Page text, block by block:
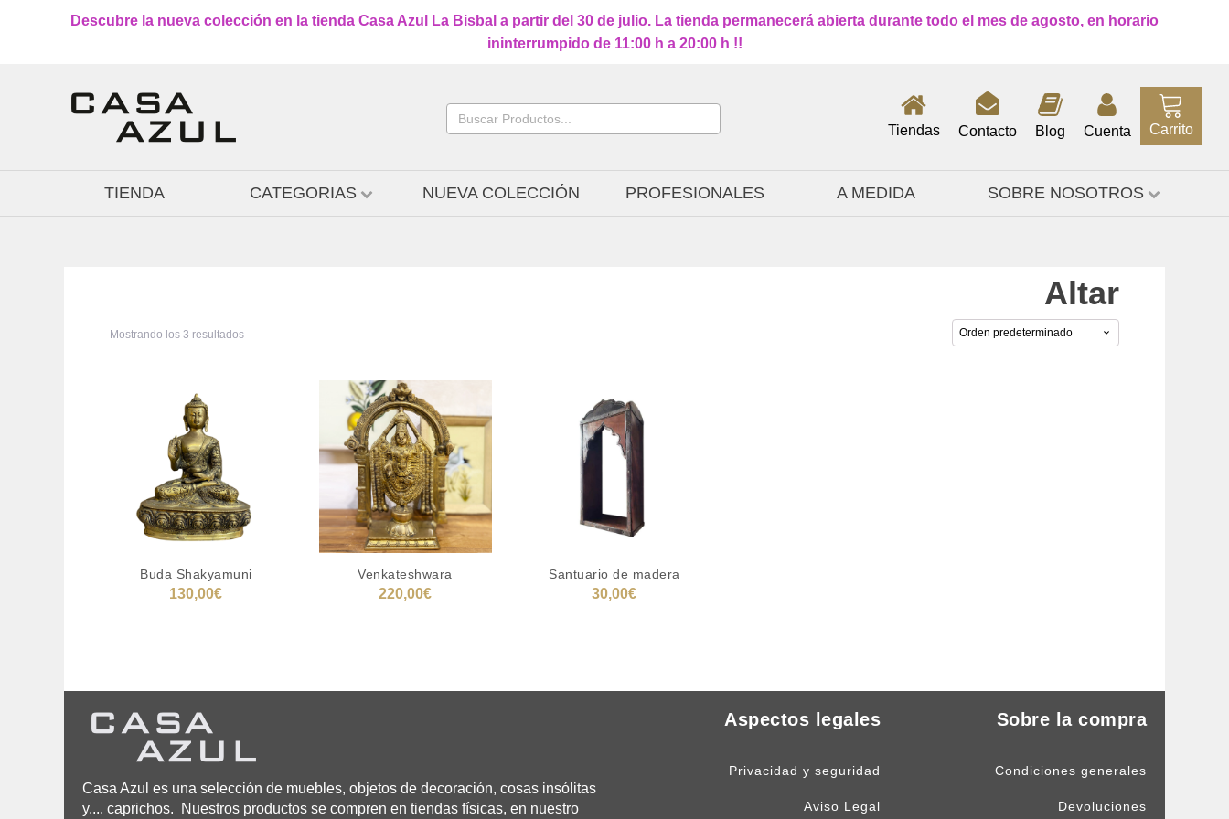
Descubre la nueva colección en la tienda Casa Azul La Bisbal a partir del 30 de julio. La tienda permanecerá abierta durante todo el mes de agosto, en horario
ininterrumpido de 11:00 h a 20:00 h !!
Buscar:
Tiendas Contacto Blog Cuenta Carrito
TIENDA CATEGORIAS NUEVA COLECCIÓN PROFESIONALES A MEDIDA SOBRE NOSOTROS
Altar
Mostrando los 3 resultados
Buda Shakyamuni
130,00€
Venkateshwara
220,00€
Santuario de madera
30,00€
Casa Azul es una selección de muebles, objetos de decoración, cosas insólitas
y.... caprichos. Nuestros productos se compren en tiendas físicas, en nuestro
Aspectos legales
Privacidad y seguridad
Aviso Legal
Sobre la compra
Condiciones generales
Devoluciones